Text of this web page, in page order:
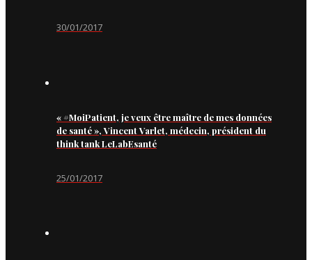
30/01/2017
« #MoiPatient, je veux être maître de mes données
de santé », Vincent Varlet, médecin, président du
think tank LeLabEsanté
25/01/2017